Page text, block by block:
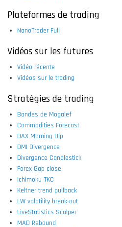
Plateformes de trading
NanoTrader Full
Vidéos sur les futures
Vidéo récente
Vidéos sur le trading
Stratégies de trading
Bandes de Mogalef
Commodities Forecast
DAX Morning Dip
DMI Divergence
Divergence Candlestick
Forex Gap close
Ichimoku TKC
Keltner trend pullback
LW volatility break-out
LiveStatistics Scalper
MAD Rebound